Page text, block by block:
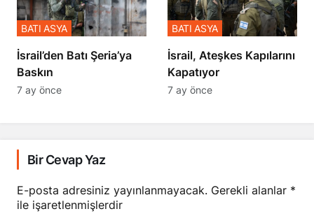
​​​​​​​İsrail’den Batı Şeria’ya
Baskın
BATI ASYA
7 ay önce
İsrail, Ateşkes Kapılarını
Kapatıyor
BATI ASYA
7 ay önce
Bir Cevap Yaz
E-posta adresiniz yayınlanmayacak. Gerekli alanlar *
ile işaretlenmişlerdir